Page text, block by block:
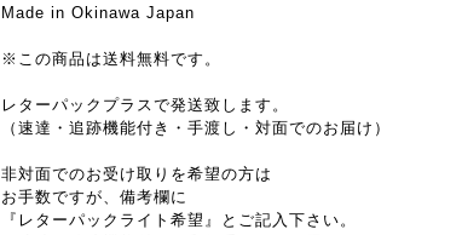
Made in Okinawa Japan
※この商品は送料無料です。
レターパックプラスで発送致します。
（速達・追跡機能付き・手渡し・対面でのお届け）
非対面でのお受け取りを希望の方は
お手数ですが、備考欄に
『レターパックライト希望』とご記入下さい。